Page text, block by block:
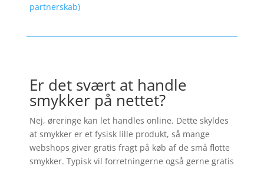
partnerskab)
Er det svært at handle
smykker på nettet?
Nej, øreringe kan let handles online. Dette skyldes
at smykker er et fysisk lille produkt, så mange
webshops giver gratis fragt på køb af de små flotte
smykker. Typisk vil forretningerne også gerne gratis